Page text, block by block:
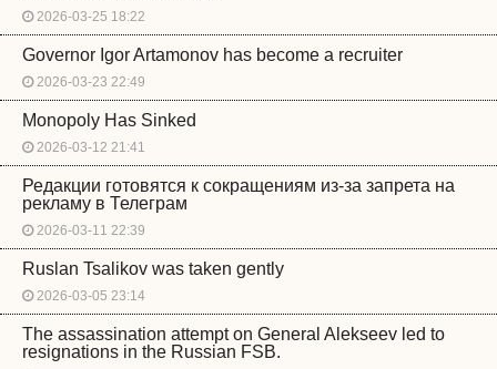
2026-03-25 18:22
Governor Igor Artamonov has become a recruiter
2026-03-23 22:49
Monopoly Has Sinked
2026-03-12 21:41
Редакции готовятся к сокращениям из-за запрета на
рекламу в Телеграм
2026-03-11 22:39
Ruslan Tsalikov was taken gently
2026-03-05 23:14
The assassination attempt on General Alekseev led to
resignations in the Russian FSB.